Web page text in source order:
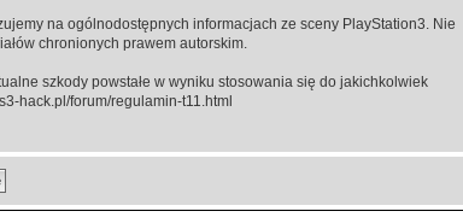
na ogólnodostępnych informacjach ze sceny PlayStation3. Nie
chronionych prawem autorskim.
szkody powstałe w wyniku stosowania się do jakichkolwiek
hack.pl/forum/regulamin-t11.html